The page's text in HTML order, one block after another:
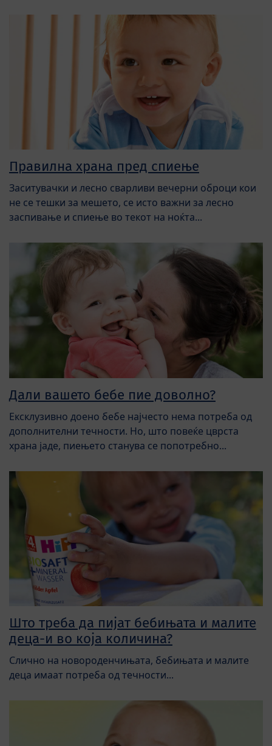
Правилна храна пред спиење
Заситувачки и лесно сварливи вечерни оброци кои
не се тешки за мешето, се исто важни за лесно
заспивање и спиење во текот на ноќта...
Дали вашето бебе пие доволно?
Ексклузивно доено бебе најчесто нема потреба од
дополнителни течности. Но, што повеќе цврста
храна јаде, пиењето станува се попотребно...
Што треба да пијат бебињата и малите
деца-и во која количина?
Слично на новороденчињата, бебињата и малите
деца имаат потреба од течности...